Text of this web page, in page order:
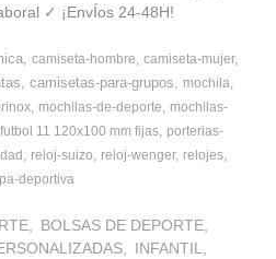
✓ ¡EnvÍos 24-48H!
camiseta-hombre camiseta-mujer
camisetas-para-grupos
mochila
mochilas-de-deporte
mochilas-
11 120x100 mm fijas porterias-
reloj-suizo reloj-wenger
relojes
deportiva
BOLSAS DE DEPORTE
INFANTIL